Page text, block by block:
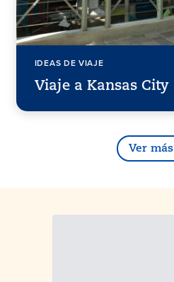
IDEAS DE VIAJE
Viaje a Kansas City
Ver más